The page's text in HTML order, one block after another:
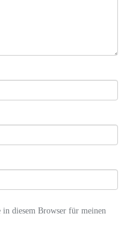
diesem Browser für meinen